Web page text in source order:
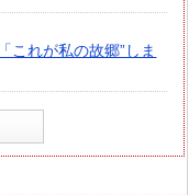
これが私の故郷”しま